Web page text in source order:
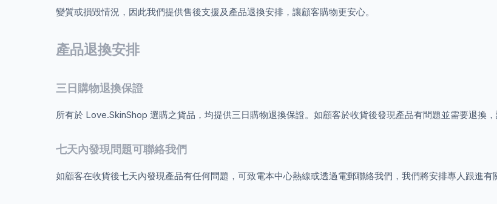
變質或損毀情況，因此我們提供售後支援及產品退換安排，讓顧客購物更安心。
產品退換安排
三日購物退換保證
所有於 Love.SkinShop 選購之貨品，均提供三日購物退換保證。如顧客於收貨後發現產品有問題並需要退換，
七天內發現問題可聯絡我們
如顧客在收貨後七天內發現產品有任何問題，可致電本中心熱線或透過電郵聯絡我們，我們將安排專人跟進有